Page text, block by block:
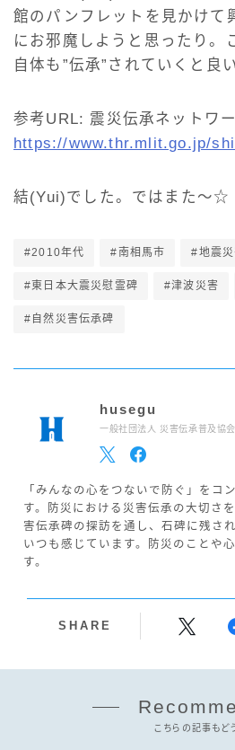
館のパンフレットを見かけて
にお邪魔しようと思ったり。
自体も”伝承”されていくと良
参考URL: 震災伝承ネットワ
https://www.thr.mlit.go.jp/
結(Yui)でした。ではまた～☆
#2010年代 #南相馬市 #地震
#東日本大震災慰霊碑 #津波災害
#自然災害伝承碑
husegu
一般社団法人 災害伝承普及協会
「みんなの心をつないで防ぐ」をコ
す。防災における災害伝承の大切さ
害伝承碑の探訪を通し、石碑に残さ
いつも感じています。防災のことや
す。
SHARE
こちらの記事もど